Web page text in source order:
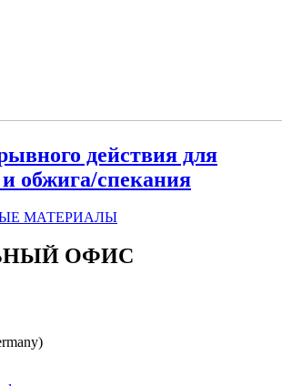
действия для
обжига/спекания
МАТЕРИАЛЫ
ОФИС
)